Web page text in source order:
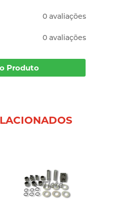
0 avaliações
0 avaliações
Produto